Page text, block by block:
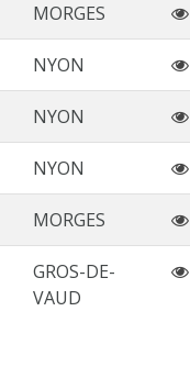
MORGES
NYON
NYON
NYON
MORGES
GROS-DE-
VAUD